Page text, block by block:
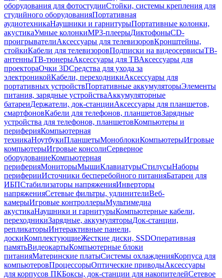
оборудования для фотостудииСтойки, системы крепления для
студийного оборудованияПортативная
аудиотехникаНаушники и гарнитурыПортативные колонки,
акустикаУмные колонкиMP3-плеерыДиктофоныCD-
проигрывателиАксессуары для телевизоровКронштейны,
стойкиКабели для телевизоровПодписки на видеосервисыТВ-
антенныТВ-тюнерыАксессуары для ТВАксессуары для
проектораОчки 3DСредства для ухода за
электроникойКабели, переходникиАксессуары для
портативных устройствПортативные аккумуляторыЭлементы
питания, зарядные устройстваАккумуляторные
батареиДержатели, док-станцииАксессуары для планшетов,
смартфоновКабели для телефонов, планшетовЗарядные
устройства для телефонов, планшетовКомпьютеры и
периферияКомпьютерная
техникаНоутбукиПланшетыМоноблокиКомпьютерыИгровые
компьютерыИгровые консолиСерверное
оборудованиеКомпьютерная
периферияМониторыМышиКлавиатурыСтилусыНаборы
периферииИсточники бесперебойного питанияБатареи для
ИБПСтабилизаторы напряженияИнверторы
напряженияСетевые фильтры, удлинителиВеб-
камерыИгровые контроллерыМультимедиа
акустикаНаушники и гарнитурыКомпьютерные кабели,
переходникиЗарядные, аккумуляторыДок-станции,
репликаторыИнтерактивные панели,
доскиКомплектующиеЖесткие диски, SSDОперативная
памятьВидеокартыКомпьютерные блоки
питанияМатеринские платыСистемы охлажденияКорпуса для
компьютеровПроцессорыОптические приводыАксессуары
для корпусов ПКБоксы, док-станции для накопителейСетевое